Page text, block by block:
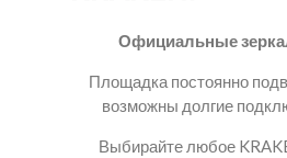
Официальные
Площадка постоянно
возможны долгие
Выбирайте любое